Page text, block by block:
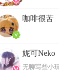
咖啡很苦
妮可Neko
无聊写些小